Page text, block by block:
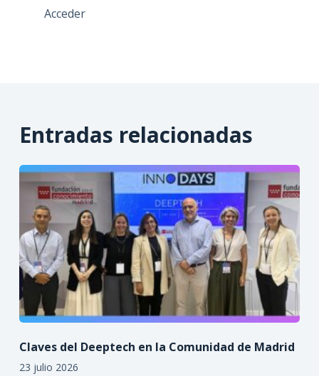
Acceder
Entradas relacionadas
Claves del Deeptech en la Comunidad de Madrid
23 julio 2026